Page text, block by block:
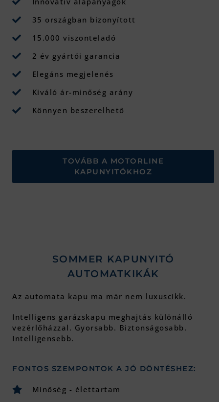
35 országban bizonyított
15.000 viszonteladó
2 év gyártói garancia
Elegáns megjelenés
Kiváló ár-minőség arány
Könnyen beszerelhető
TOVÁBB A MOTORLINE
KAPUNYITÓKHOZ
SOMMER KAPUNYITÓ
AUTOMATKIKÁK
Az automata kapu ma már nem luxuscikk.
Intelligens garázskapu meghajtás különálló
vezérlőházzal. Gyorsabb. Biztonságosabb.
Intelligensebb.
FONTOS SZEMPONTOK A JÓ DÖNTÉSHEZ:
Minőség - élettartam